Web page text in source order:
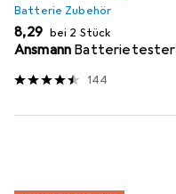
Batterie Zubehör
EUR
8,29 bei 2 Stück
Ansmann Batterietester
144